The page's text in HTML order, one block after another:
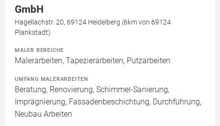
GmbH
Hagellachstr. 20, 69124 Heidelberg (6km von 69124
Plankstadt)
MALER BEREICHE
Malerarbeiten, Tapezierarbeiten, Putzarbeiten
UMFANG MALERARBEITEN
Beratung, Renovierung, Schimmel-Sanierung,
Imprägnierung, Fassadenbeschichtung, Durchführung,
Neubau Arbeiten